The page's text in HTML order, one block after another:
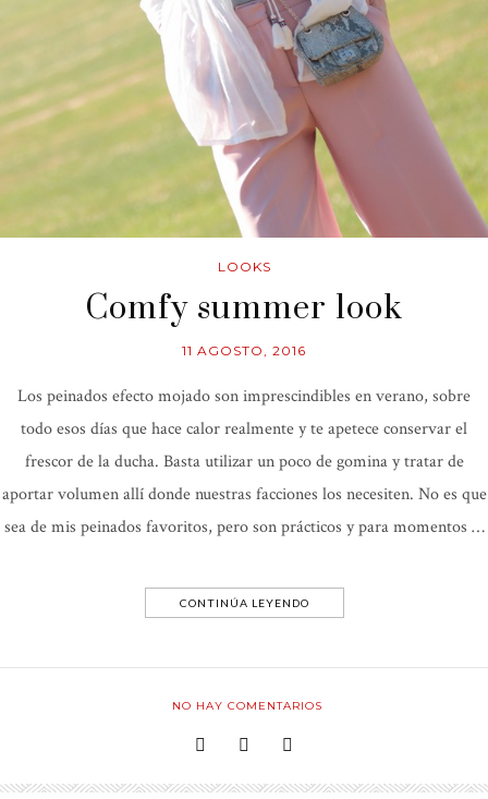
LOOKS
Comfy summer look
11 AGOSTO, 2016
Los peinados efecto mojado son imprescindibles en verano, sobre
todo esos días que hace calor realmente y te apetece conservar el
frescor de la ducha. Basta utilizar un poco de gomina y tratar de
aportar volumen allí donde nuestras facciones los necesiten. No es que
sea de mis peinados favoritos, pero son prácticos y para momentos …
CONTINÚA LEYENDO
NO HAY COMENTARIOS